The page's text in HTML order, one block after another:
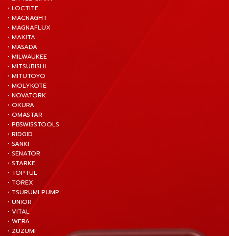
• LOCTITE
• MACNAGHT
• MAGNAFLUX
• MAKITA
• MASADA
• MILWAUKEE
• MITSUBISHI
• MITUTOYO
• MOLYKOTE
• NOVATORK
• OKURA
• OMASTAR
• PBSWISSTOOLS
• RIDGID
• SANKI
• SENATOR
• STARKE
• TOPTUL
• TOREX
• TSURUMI PUMP
• UNIOR
• VITAL
• WERA
• ZUZUMI